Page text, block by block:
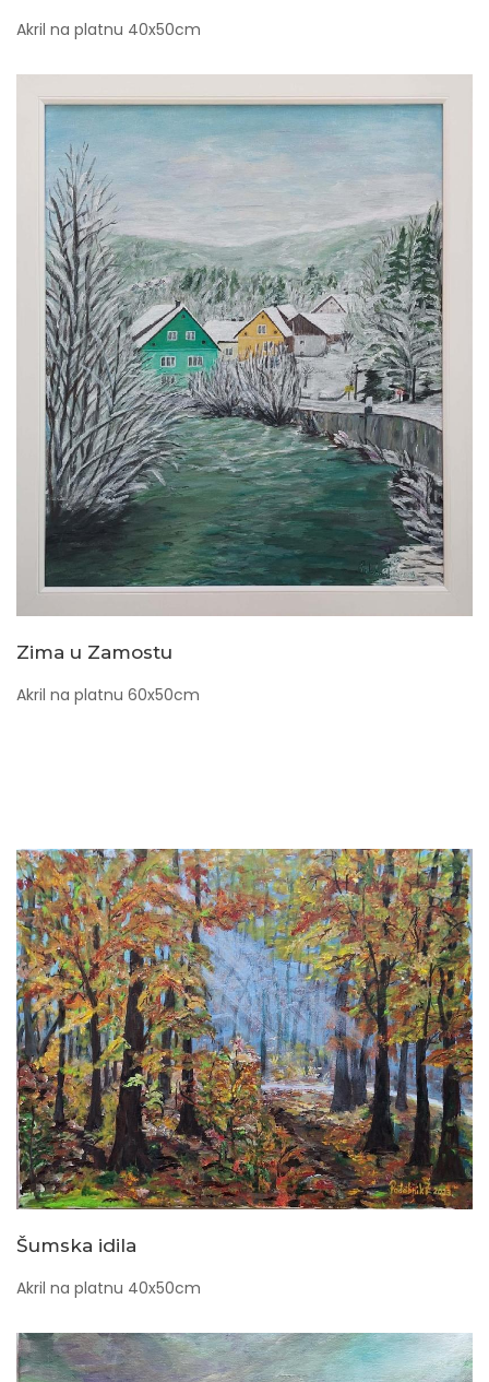
Akril na platnu 40x50cm
Zima u Zamostu
Akril na platnu 60x50cm
Šumska idila
Akril na platnu 40x50cm